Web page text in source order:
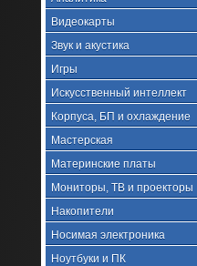
Видеокарты
Звук и акустика
Игры
Искусственный интеллект
Корпуса, БП и охлаждение
Мастерская
Материнские платы
Мониторы, ТВ и проекторы
Накопители
Носимая электроника
Ноутбуки и ПК